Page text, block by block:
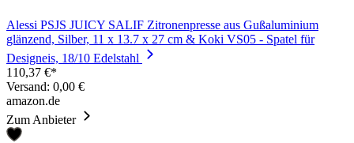
Alessi PSJS JUICY SALIF Zitronenpresse aus Gußaluminium
glänzend, Silber, 11 x 13.7 x 27 cm & Koki VS05 - Spatel für
Designeis, 18/10 Edelstahl
110,37 €*
Versand: 0,00 €
amazon.de
Zum Anbieter